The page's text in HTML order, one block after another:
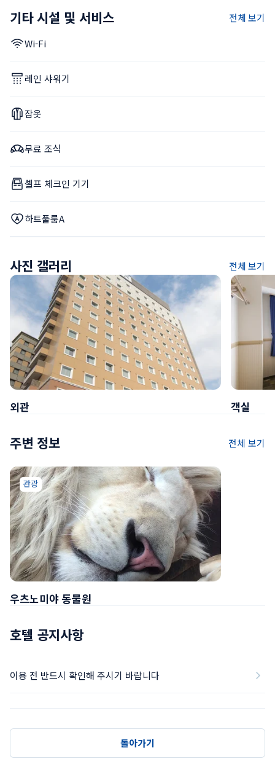
기타 시설 및 서비스 전체 보기
Wi-Fi
레인 샤워기
잠옷
무료 조식
셀프 체크인 기기
하트풀룸A
사진 갤러리 전체 보기
외관 객실
주변 정보 전체 보기
우츠노미야 동물원
관광
호텔 공지사항
이용 전 반드시 확인해 주시기 바랍니다
돌아가기